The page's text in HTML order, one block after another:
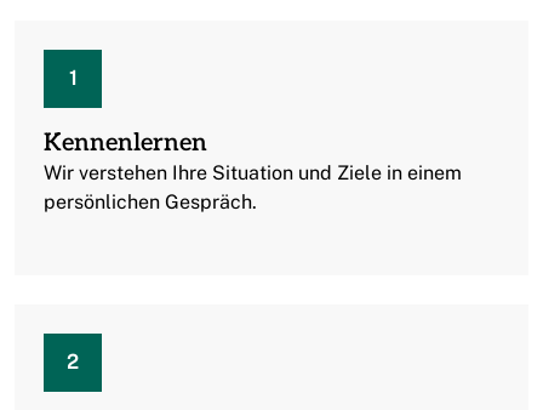
1
Kennenlernen
Wir verstehen Ihre Situation und Ziele in einem
persönlichen Gespräch.
2